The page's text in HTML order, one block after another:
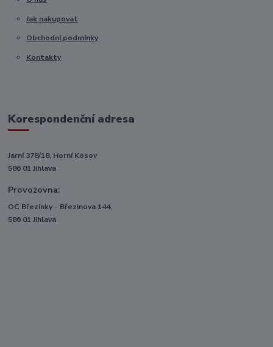
Jak nakupovat
Obchodní podmínky
Kontakty
Korespondenční adresa
Jarní 378/18, Horní Kosov
586 01 Jihlava
Provozovna:
OC Březinky - Březinova 144,
586 01 Jihlava